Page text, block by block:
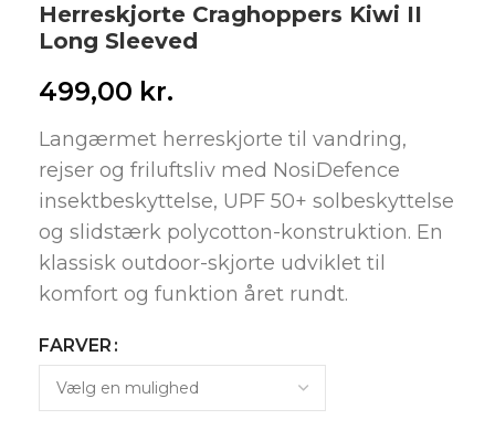
Herreskjorte Craghoppers Kiwi II
Long Sleeved
499,00 kr.
Langærmet herreskjorte til vandring,
rejser og friluftsliv med NosiDefence
insektbeskyttelse, UPF 50+ solbeskyttelse
og slidstærk polycotton-konstruktion. En
klassisk outdoor-skjorte udviklet til
komfort og funktion året rundt.
FARVER